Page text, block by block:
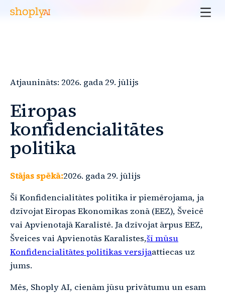
Atjaunināts: 2026. gada 29. jūlijs
Eiropas
konfidencialitātes
politika
Stājas spēkā:2026. gada 29. jūlijs
Šī Konfidencialitātes politika ir piemērojama, ja
dzīvojat Eiropas Ekonomikas zonā (EEZ), Šveicē
vai Apvienotajā Karalistē. Ja dzīvojat ārpus EEZ,
Šveices vai Apvienotās Karalistes,šī mūsu
Konfidencialitātes politikas versijaattiecas uz
jums.
Mēs, Shoply AI, cienām jūsu privātumu un esam